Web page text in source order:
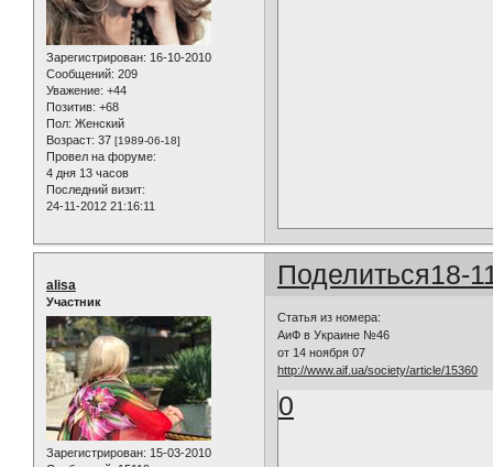
Зарегистрирован: 16-10-2010
Сообщений: 209
Уважение: +44
Позитив: +68
Пол: Женский
Возраст: 37 [1989-06-18]
Провел на форуме:
4 дня 13 часов
Последний визит:
24-11-2012 21:16:11
Поделиться18-
alisa
Участник
Зарегистрирован: 15-03-2010
Статья из номера:
АиФ в Украине №46
от 14 ноября 07
http://www.aif.ua/society/article/15360
0